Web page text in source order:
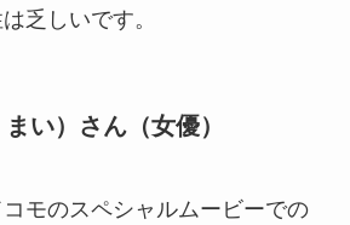
乏しいです。
い）さん（女優）
モのスペシャルムービーでの